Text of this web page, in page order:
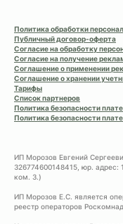
Политика обработки
Публичный договор-оферта
Согласие на обработку
Согласие на получение
Соглашение о применении
Соглашение о хранении
Тарифы
Список партнеров
Политика безопасности
Политика безопасности
ИП Морозов Евгений
326774600148415, юр. адрес:
ком. 3.)
ИП Морозов Е.С. является
реестр операторов